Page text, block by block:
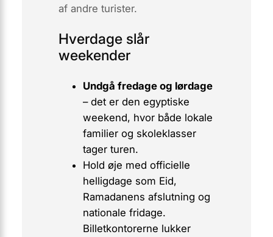
af andre turister.
Hverdage slår
weekender
Undgå fredage og lørdage
– det er den egyptiske
weekend, hvor både lokale
familier og skoleklasser
tager turen.
Hold øje med officielle
helligdage som Eid,
Ramadanens afslutning og
nationale fridage.
Billetkontorerne lukker